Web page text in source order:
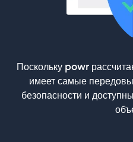
Поскольку powr
имеет самые
безопасности и